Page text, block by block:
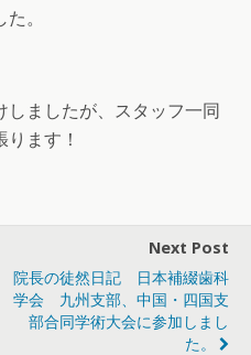
。
ましたが、スタッフ一同
ます！
Next Post
院長の徒然日記 日本補綴歯科
学会 九州支部、中国・四国支
部合同学術大会に参加しまし
た。